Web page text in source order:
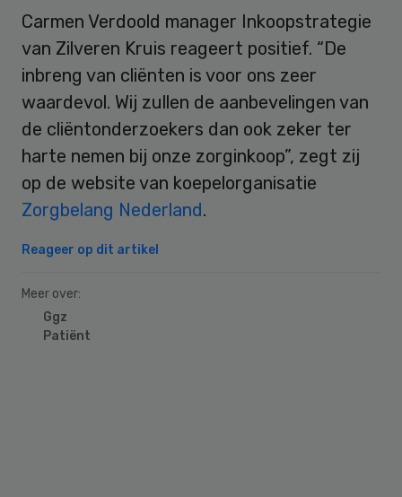
Carmen Verdoold manager Inkoopstrategie
van Zilveren Kruis reageert positief. “De
inbreng van cliënten is voor ons zeer
waardevol. Wij zullen de aanbevelingen van
de cliëntonderzoekers dan ook zeker ter
harte nemen bij onze zorginkoop”, zegt zij
op de website van koepelorganisatie
Zorgbelang Nederland.
Reageer op dit artikel
Meer over:
Ggz
Patiënt